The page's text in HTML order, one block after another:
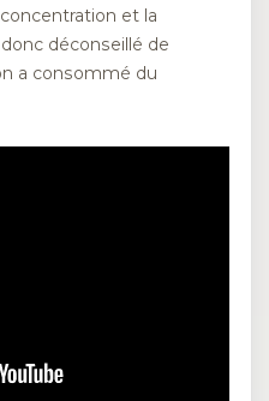
et la
déconseillé de
a consommé du